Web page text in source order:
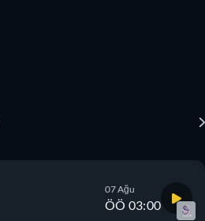
07 Ağu
ÖÖ 03:00